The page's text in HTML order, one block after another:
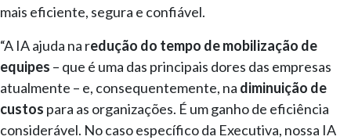
mais eficiente, segura e confiável.
“A IA ajuda na redução do tempo de mobilização de
equipes – que é uma das principais dores das empresas
atualmente – e, consequentemente, na diminuição de
custos para as organizações. É um ganho de eficiência
considerável. No caso específico da Executiva, nossa IA